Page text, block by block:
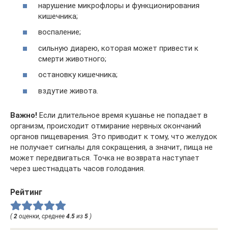
нарушение микрофлоры и функционирования
кишечника;
воспаление;
сильную диарею, которая может привести к
смерти животного;
остановку кишечника;
вздутие живота.
Важно! Если длительное время кушанье не попадает в
организм, происходит отмирание нервных окончаний
органов пищеварения. Это приводит к тому, что желудок
не получает сигналы для сокращения, а значит, пища не
может передвигаться. Точка не возврата наступает
через шестнадцать часов голодания.
Рейтинг
(2 оценки, среднее 4.5 из 5 )